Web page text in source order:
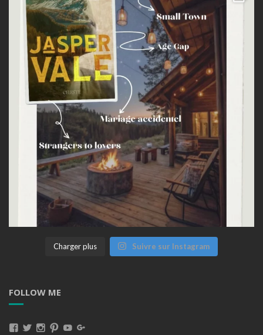
Charger plus Suivre sur Instagram
FOLLOW ME
VoirVoirVoirVoirVoir